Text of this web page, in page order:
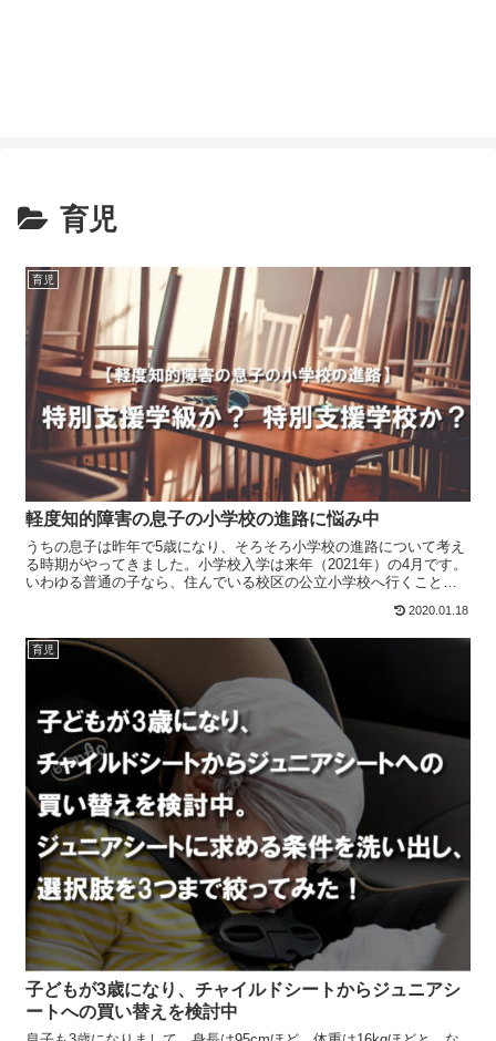
育児
育児
軽度知的障害の息子の小学校の進路に悩み中
うちの息子は昨年で5歳になり、そろそろ小学校の進路について考え
る時期がやってきました。小学校入学は来年（2021年）の4月です。
いわゆる普通の子なら、住んでいる校区の公立小学校へ行くことに
2020.01.18
育児
子どもが3歳になり、チャイルドシートからジュニアシ
ートへの買い替えを検討中